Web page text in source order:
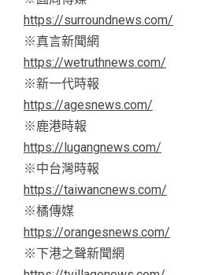
https://surroundnews.com/
※真言新聞網
https://wetruthnews.com/
※新一代時報
https://agesnews.com/
※鹿港時報
https://lugangnews.com/
※中台灣時報
https://taiwancnews.com/
※橘傳媒
https://orangesnews.com/
※下港之聲新聞網